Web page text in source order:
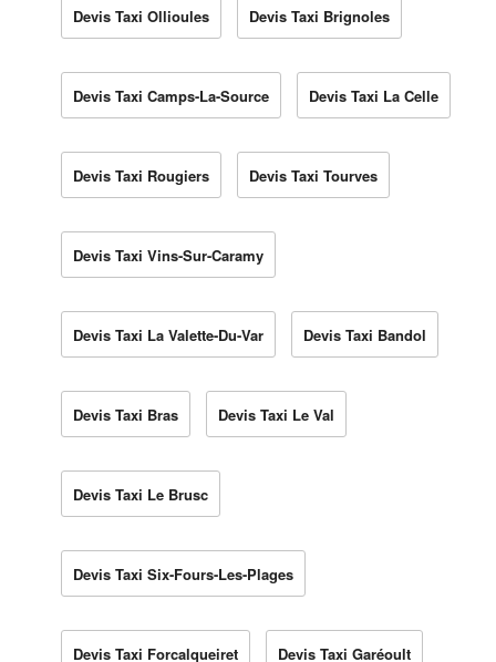
Devis Taxi Ollioules Devis Taxi Brignoles
Devis Taxi Camps-La-Source Devis Taxi La Celle
Devis Taxi Rougiers Devis Taxi Tourves
Devis Taxi Vins-Sur-Caramy
Devis Taxi La Valette-Du-Var Devis Taxi Bandol
Devis Taxi Bras Devis Taxi Le Val
Devis Taxi Le Brusc
Devis Taxi Six-Fours-Les-Plages
Devis Taxi Forcalqueiret Devis Taxi Garéoult